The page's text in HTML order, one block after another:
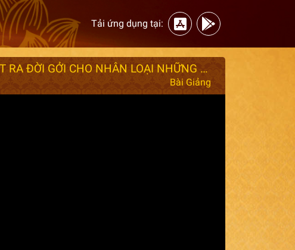
Tải ứng dụng tại:
LỄ TẮM PHẬT CHÙA QUÁN THẾ ÂM 2025 - ĐỨC PHẬT RA ĐỜI GỞI CHO NHÂN LOẠI NHỮNG THÔNG ĐIỆP GÌ ?
Bài Giảng